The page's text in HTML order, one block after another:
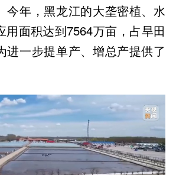
今年，黑龙江的大垄密植、水
用面积达到7564万亩，占旱田
进一步提单产、增总产提供了